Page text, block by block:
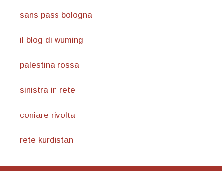
sans pass bologna
il blog di wuming
palestina rossa
sinistra in rete
coniare rivolta
rete kurdistan